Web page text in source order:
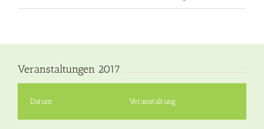
Veranstaltungen 2017
Datum Veranstaltung